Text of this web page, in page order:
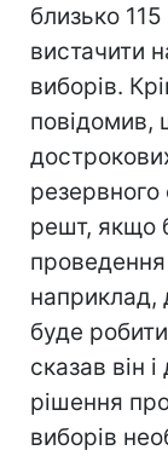
близько
вистачити
виборів.
повідомив,
решт, якщо
проведення
наприклад,
буде
сказав він
рішення
виборів